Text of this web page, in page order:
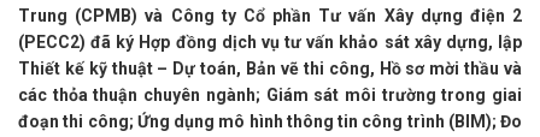
Trung (CPMB) và Công ty Cổ phần Tư vấn Xây dựng điện 2
(PECC2) đã ký Hợp đồng dịch vụ tư vấn khảo sát xây dựng, lập
Thiết kế kỹ thuật – Dự toán, Bản vẽ thi công, Hồ sơ mời thầu và
các thỏa thuận chuyên ngành; Giám sát môi trường trong giai
đoạn thi công; Ứng dụng mô hình thông tin công trình (BIM); Đo